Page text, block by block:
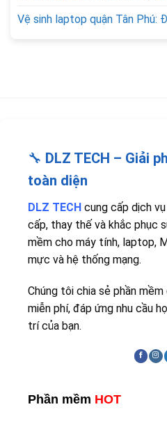
Vệ sinh laptop quận Tân Phú:
🔧 DLZ TECH – Giải
toàn diện
DLZ TECH cung cấp dịch
cấp, thay thế và khắc phục
mềm cho máy tính, laptop,
mực và hệ thống mạng.
Chúng tôi chia sẻ phần
miễn phí, đáp ứng nhu cầu
trí của bạn.
Phần mềm HOT